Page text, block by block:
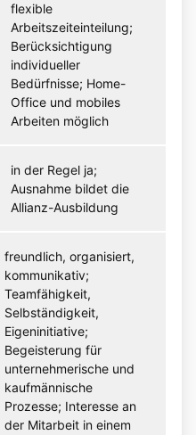
flexible
Arbeitszeiteinteilung;
Berücksichtigung
individueller
Bedürfnisse; Home-
Office und mobiles
Arbeiten möglich
in der Regel ja;
Ausnahme bildet die
Allianz-Ausbildung
freundlich, organisiert,
kommunikativ;
Teamfähigkeit,
Selbständigkeit,
Eigeninitiative;
Begeisterung für
unternehmerische und
kaufmännische
Prozesse; Interesse an
der Mitarbeit in einem